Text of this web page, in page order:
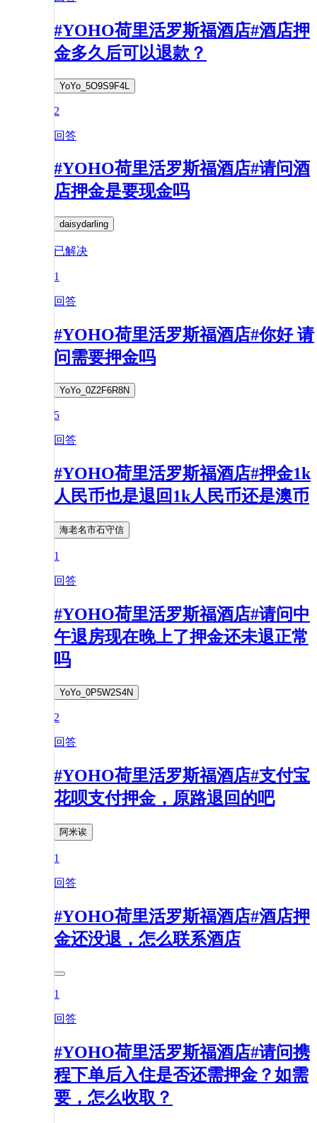
#YOHO荷里活罗斯福酒店#酒店押
金多久后可以退款？
YoYo_5O9S9F4L
2
回答
#YOHO荷里活罗斯福酒店#请问酒
店押金是要现金吗
daisydarling
已解决
1
回答
#YOHO荷里活罗斯福酒店#你好 请
问需要押金吗
YoYo_0Z2F6R8N
5
回答
#YOHO荷里活罗斯福酒店#押金1k
人民币也是退回1k人民币还是澳币
海老名市石守信
1
回答
#YOHO荷里活罗斯福酒店#请问中
午退房现在晚上了押金还未退正常
吗
YoYo_0P5W2S4N
2
回答
#YOHO荷里活罗斯福酒店#支付宝
花呗支付押金，原路退回的吧
阿米诶
1
回答
#YOHO荷里活罗斯福酒店#酒店押
金还没退，怎么联系酒店
1
回答
#YOHO荷里活罗斯福酒店#请问携
程下单后入住是否还需押金？如需
要，怎么收取？